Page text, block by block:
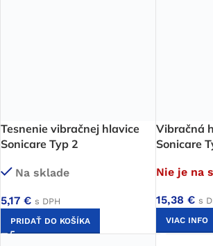
Tesnenie vibračnej hlavice
Sonicare Typ 2
Na sklade
5,17 € s DPH
PRIDAŤ DO KOŠÍKA
Vibračná
Sonicare
Nie je na
15,38 € s
VIAC INFO